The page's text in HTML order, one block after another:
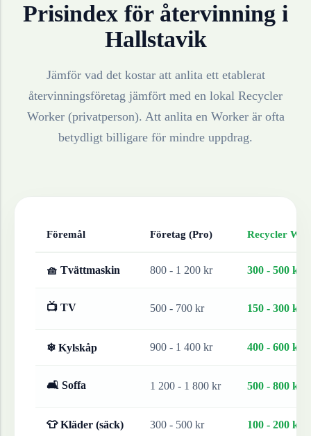
Prisindex för återvinning i
Hallstavik
Jämför vad det kostar att anlita ett etablerat
återvinningsföretag jämfört med en lokal Recycler
Worker (privatperson). Att anlita en Worker är ofta
betydligt billigare för mindre uppdrag.
Föremål Företag (Pro) Recycler
🧺 Tvättmaskin 800 - 1 200 kr 300 - 500 kr
📺 TV 500 - 700 kr 150 - 300 kr
❄ Kylskåp 900 - 1 400 kr 400 - 600 kr
🛋 Soffa 1 200 - 1 800 kr 500 - 800 kr
👕 Kläder (säck) 300 - 500 kr 100 - 200 kr